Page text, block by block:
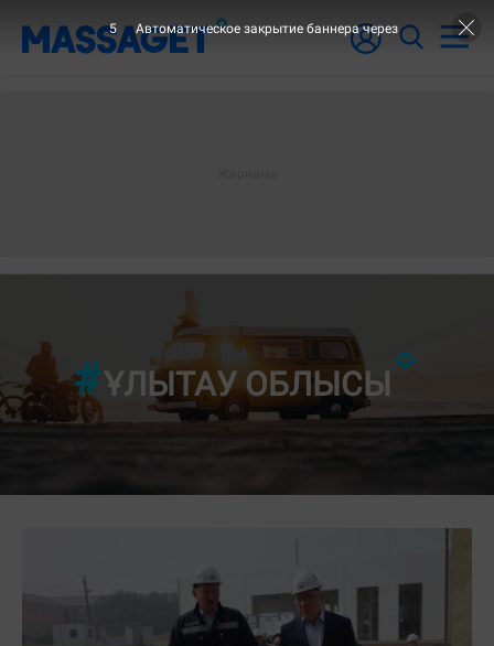
ҰЛЫТАУ ОБЛЫСЫ
3 Автоматическое закрытие баннера через